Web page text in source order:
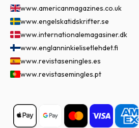
www.americanmagazines.co.uk
www.engelskatidskrifter.se
www.internationalemagasiner.dk
www.englanninkielisetlehdet.fi
www.revistaseningles.es
www.revistasemingles.pt